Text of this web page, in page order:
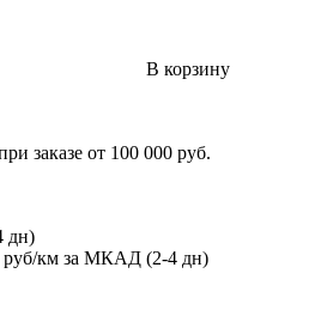
В корзину
заказе от 100 000 руб.
дн)
руб/км за МКАД (2-4 дн)